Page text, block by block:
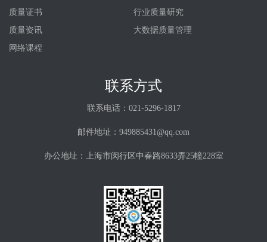
质量证书
质量资讯
网络课程
行业质量研究
大数据质量管理
联系方式
联系电话：021-5296-1817
邮件地址：949885431@qq.com
办公地址：上海市闵行区中春路8633弄25幢228室